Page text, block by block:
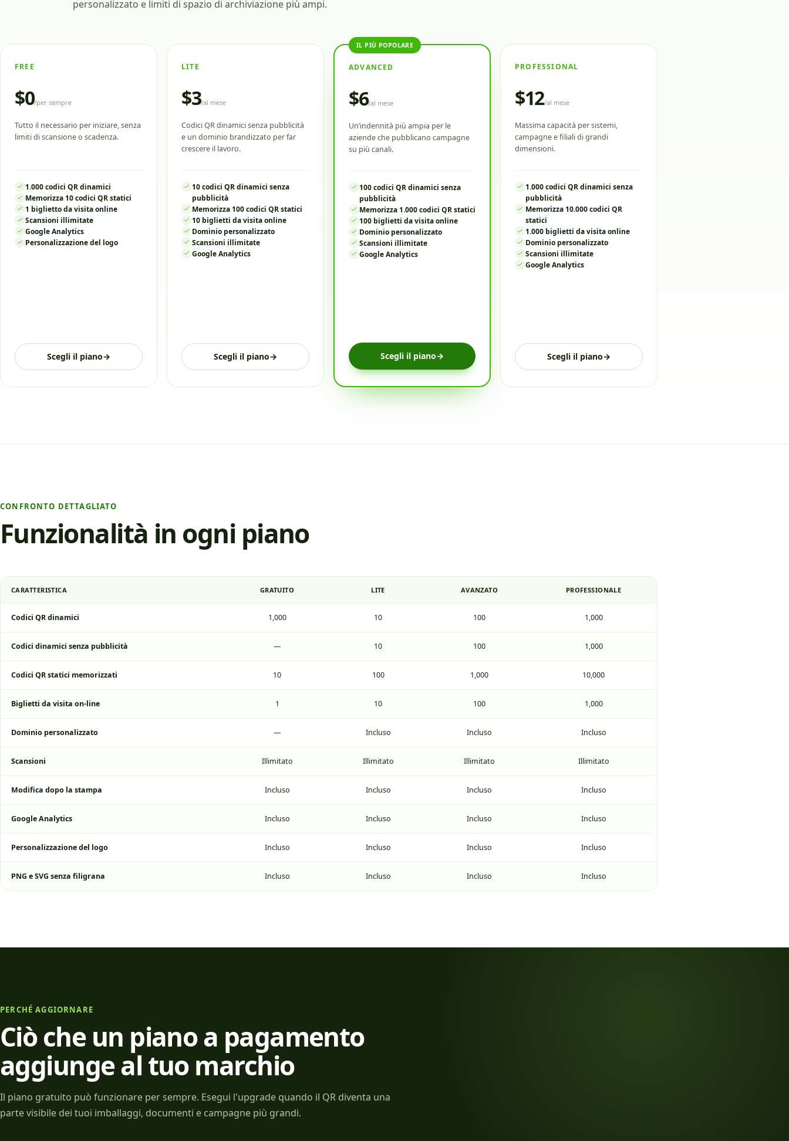
personalizzato e limiti di spazio di archiviazione più ampi.
FREE
$0/per sempre
Tutto il necessario per iniziare, senza
limiti di scansione o scadenza.
1.000 codici QR dinamici
Memorizza 10 codici QR statici
1 biglietto da visita online
Scansioni illimitate
Google Analytics
Personalizzazione del logo
Scegli il piano→
LITE
$3/al mese
Codici QR dinamici senza pubblicità
e un dominio brandizzato per far
crescere il lavoro.
10 codici QR dinamici senza
pubblicità
Memorizza 100 codici QR statici
10 biglietti da visita online
Dominio personalizzato
Scansioni illimitate
Google Analytics
Scegli il piano→
IL PIÙ POPOLARE
ADVANCED
$6/al mese
Un’indennità più ampia per le
aziende che pubblicano campagne
su più canali.
100 codici QR dinamici senza
pubblicità
Memorizza 1.000 codici QR statici
100 biglietti da visita online
Dominio personalizzato
Scansioni illimitate
Google Analytics
Scegli il piano→
PROFESSIONAL
$12/al mese
Massima capacità per sistemi,
campagne e filiali di grandi
dimensioni.
1.000 codici QR dinamici senza
pubblicità
Memorizza 10.000 codici QR
statici
1.000 biglietti da visita online
Dominio personalizzato
Scansioni illimitate
Google Analytics
Scegli il piano→
CONFRONTO DETTAGLIATO
Funzionalità in ogni piano
CARATTERISTICA GRATUITO LITE AVANZATO PROFESSIONALE
Codici QR dinamici 1,000 10 100 1,000
Codici dinamici senza pubblicità — 10 100 1,000
Codici QR statici memorizzati 10 100 1,000 10,000
Biglietti da visita on-line 1 10 100 1,000
Dominio personalizzato — Incluso Incluso Incluso
Scansioni Illimitato Illimitato Illimitato Illimitato
Modifica dopo la stampa Incluso Incluso Incluso Incluso
Google Analytics Incluso Incluso Incluso Incluso
Personalizzazione del logo Incluso Incluso Incluso Incluso
PNG e SVG senza filigrana Incluso Incluso Incluso Incluso
PERCHÉ AGGIORNARE
Ciò che un piano a pagamento
aggiunge al tuo marchio
Il piano gratuito può funzionare per sempre. Esegui l'upgrade quando il QR diventa una
parte visibile dei tuoi imballaggi, documenti e campagne più grandi.